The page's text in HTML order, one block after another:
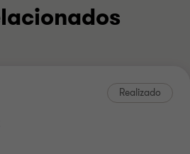
Realizado